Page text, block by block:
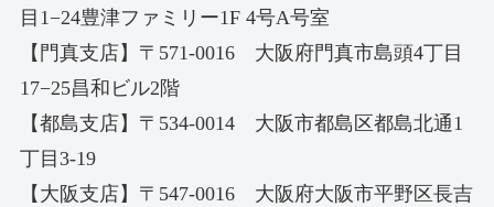
目1−24豊津ファミリー1F 4号A号室
【門真支店】〒571-0016 大阪府門真市島頭4丁目
17−25昌和ビル2階
【都島支店】〒534-0014 大阪市都島区都島北通1
丁目3-19
【大阪支店】〒547-0016 大阪府大阪市平野区長吉